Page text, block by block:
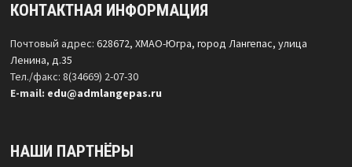
КОНТАКТНАЯ ИНФОРМАЦИЯ
Почтовый адрес: 628672, ХМАО-Югра, город Лангепас, улица
Ленина, д.35
Тел./факс: 8(34669) 2-07-30
Е-mail: edu@admlangepas.ru
НАШИ ПАРТНЁРЫ